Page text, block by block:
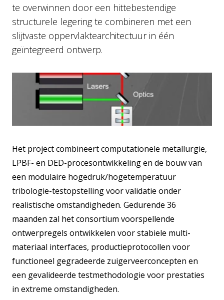
te overwinnen door een hittebestendige
structurele legering te combineren met een
slijtvaste oppervlaktearchitectuur in één
geïntegreerd ontwerp.
Het project combineert computationele metallurgie,
LPBF- en DED-procesontwikkeling en de bouw van
een modulaire hogedruk/hogetemperatuur
tribologie-testopstelling voor validatie onder
realistische omstandigheden. Gedurende 36
maanden zal het consortium voorspellende
ontwerpregels ontwikkelen voor stabiele multi-
materiaal interfaces, productieprotocollen voor
functioneel gegradeerde zuigerveerconcepten en
een gevalideerde testmethodologie voor prestaties
in extreme omstandigheden.